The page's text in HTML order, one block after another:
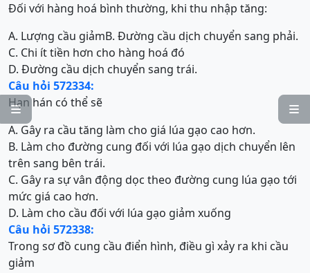


Đối với hàng hoá bình thường, khi thu nhập tăng:
A. Lượng cầu giảmB. Đường cầu dịch chuyển sang phải.
C. Chi ít tiền hơn cho hàng hoá đó
D. Đường cầu dịch chuyển sang trái.
Câu hỏi 572334:
Hạn hán có thể sẽ
A. Gây ra cầu tăng làm cho giá lúa gạo cao hơn.
B. Làm cho đường cung đối với lúa gạo dịch chuyển lên
trên sang bên trái.
C. Gây ra sự vân động dọc theo đường cung lúa gạo tới
mức giá cao hơn.
D. Làm cho cầu đối với lúa gạo giảm xuống
Câu hỏi 572338:
Trong sơ đồ cung cầu điển hình, điều gì xảy ra khi cầu
giảm